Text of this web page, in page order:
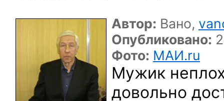
Автор: Вано,
Опубликовано:
Фото: МАИ.ru
Мужик
довольно